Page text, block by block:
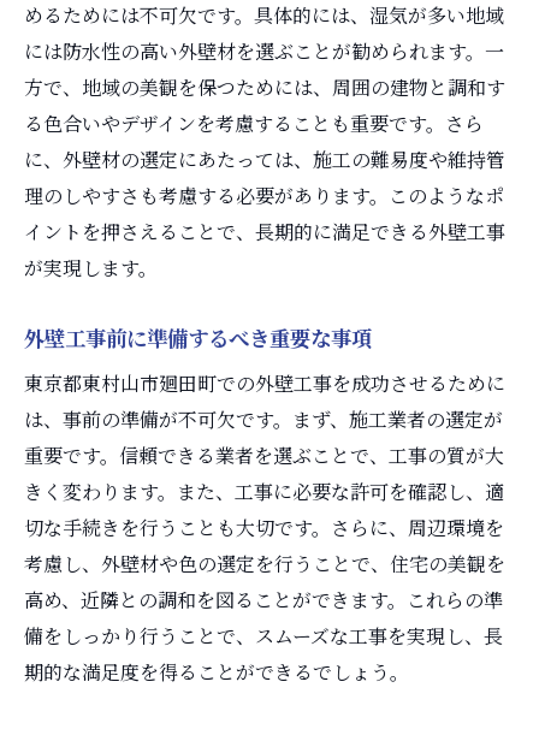
外壁工事後に必要なメンテナンスの頻度
アフターケアが外壁の寿命を延ばす理由
外壁の定期点検とその方法
効果的なメンテナンスのためのスケジュー
ル
業者によるアフターサービスの活用法
外壁工事後のトラブル予防策
任せられる業者選び
信頼できる業者の選び方とその基準
地元で評判の良い業者の特徴
見積書で見るべき業者の信頼性
評判や口コミを活用した業者選定方法
業者選びで失敗しないためのポイント
地元ならではの業者とのコミュニケーショ
ン術
めるためには不可欠です。具体的には、湿気が多い地域
には防水性の高い外壁材を選ぶことが勧められます。一
方で、地域の美観を保つためには、周囲の建物と調和す
る色合いやデザインを考慮することも重要です。さら
に、外壁材の選定にあたっては、施工の難易度や維持管
理のしやすさも考慮する必要があります。このようなポ
イントを押さえることで、長期的に満足できる外壁工事
が実現します。
外壁工事前に準備するべき重要な事項
東京都東村山市廻田町での外壁工事を成功させるために
は、事前の準備が不可欠です。まず、施工業者の選定が
重要です。信頼できる業者を選ぶことで、工事の質が大
きく変わります。また、工事に必要な許可を確認し、適
切な手続きを行うことも大切です。さらに、周辺環境を
考慮し、外壁材や色の選定を行うことで、住宅の美観を
高め、近隣との調和を図ることができます。これらの準
備をしっかり行うことで、スムーズな工事を実現し、長
期的な満足度を得ることができるでしょう。